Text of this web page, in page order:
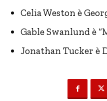
Celia Weston è
Gable Swanlund è
Jonathan Tucker è